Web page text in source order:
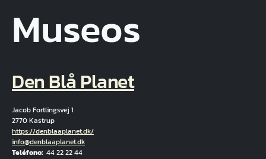
Museos
Den Blå Planet
Jacob Fortlingsvej 1
2770 Kastrup
Hjemmeside
https://denblaaplanet.dk/
Correo electrónico
info@denblaaplanet.dk
Teléfono 44 22 22 44